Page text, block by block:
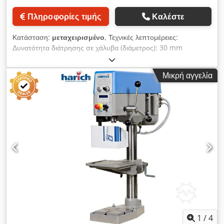
Πληροφορίες τιμής Καλέστε
Κατάσταση: μεταχειρισμένο, Τεχνικές λεπτομέρειες:
Δυνατότητα διάτρησης σε χάλυβα (διάμετρος): 30 mm
προβολή: 260 χλστ Διαδρομή διάτρησης: 160 mm βάση
στήριξης άξονα MK: MK3 Βήματα τροφοδοσίας: 0,1; 0,2; 0,3
mm/στροφές και χειροκίνητα Ταχύτητα ατράκτου: μέγ. 1800
συνεχώς μεταβαλλόμενες στροφές Απόσταση άξονα/τραπέζι
μέγ.: 750 mm Επιφάνεια σύσφιξης τραπεζιού: Μ: 280 x Π: 355
mm Περιστρεφόμενο τραπέζι: όχι ° Περιστροφείς τραπεζιού
σύσφιξης: 360 μοίρες Ρύθμιση τραπεζιού διάτρησης: κάθετη:
600 mm Διάμετρος στήλης: 130 mm Κοπή νήματος: Όχι
Συνολική απαίτηση ισχύος: 1,1 kW Βάρος μηχανής περίπου:
570 kg Διαστάσεις μηχανής περίπου ΜxΠxΥ: 0,9 x 0,9 x 1,9 m
Αυτό το μηχάνημα έχει σταυρό τραπέζι. τραπέζι διάτρησης
ΜxΠ: 370 x 500 mm Τραπέζι προσάρτησης: ΜxΠ: 420 x 750
mm επιφάνεια σύσφιξης = 320 x 600 mm, εγκάρσια
μετατόπιση (άξονας Χ) 250 mm δυνατή εκτίναξη με σφήνα
εκτοξευτήρα σύστημα ψυκτικού υγρού Αξεσουάρ: μέγγενη
πόδια μηχανής Dkjdpfx Aova Higspajr *
Μικρή αγγελία
1 /4